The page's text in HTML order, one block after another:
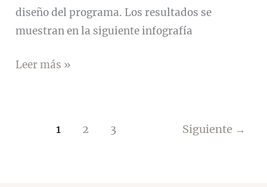
diseño del programa. Los resultados se
muestran en la siguiente infografía
Finalización
Leer más »
1 2 3 Siguiente →